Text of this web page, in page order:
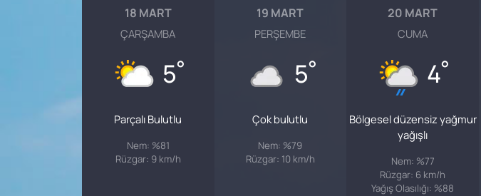
18 MART
ÇARŞAMBA
5°
Parçalı Bulutlu
Nem: %81
Rüzgar: 9 km/h
19 MART
PERŞEMBE
5°
Çok bulutlu
Nem: %79
Rüzgar: 10 km/h
20 MART
CUMA
4°
Bölgesel düzensiz yağmur
yağışlı
Nem: %77
Rüzgar: 6 km/h
Yağış Olasılığı: %88